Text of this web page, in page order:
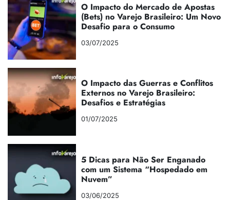
O Impacto do Mercado de Apostas
(Bets) no Varejo Brasileiro: Um Novo
Desafio para o Consumo
03/07/2025
O Impacto das Guerras e Conflitos
Externos no Varejo Brasileiro:
Desafios e Estratégias
01/07/2025
5 Dicas para Não Ser Enganado
com um Sistema “Hospedado em
Nuvem”
03/06/2025